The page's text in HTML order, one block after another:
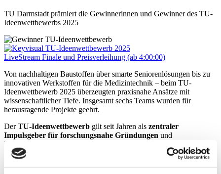
TU Darmstadt prämiert die Gewinnerinnen und Gewinner des TU-
Ideenwettbewerbs 2025
LiveStream Finale und Preisverleihung (ab 4:00:00)
Von nachhaltigen Baustoffen über smarte Seniorenlösungen bis zu
innovativen Werkstoffen für die Medizintechnik – beim TU-
Ideenwettbewerb 2025 überzeugten praxisnahe Ansätze mit
wissenschaftlicher Tiefe. Insgesamt sechs Teams wurden für
herausragende Projekte geehrt.
DerTU-Ideenwettbewerb gilt seit Jahren als zentraler
Impulsgeber für forschungsnahe Gründungen und
interdisziplinäre Innovationsprojekte
INNODAY25 der TU Darmstadt wurden beim Finale am30.
Oktober 2025
im darmstadtium die besten Projekte ausgezeichnet.